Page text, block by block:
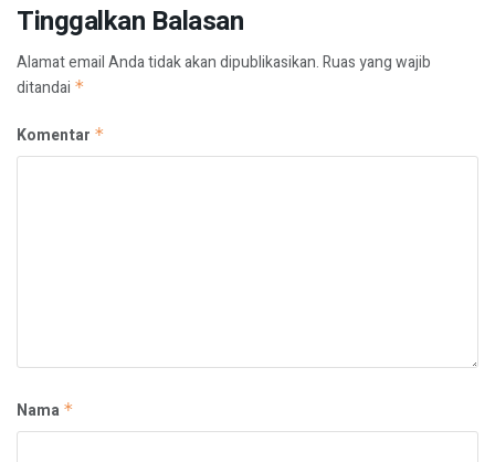
Tinggalkan Balasan
Alamat email Anda tidak akan dipublikasikan.Ruas yang wajib
ditandai *
Komentar *
Nama *